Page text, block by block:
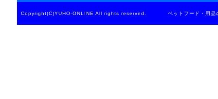
Copyright(C)YUHO-ONLINE All rights reserved. ペットフード・用品